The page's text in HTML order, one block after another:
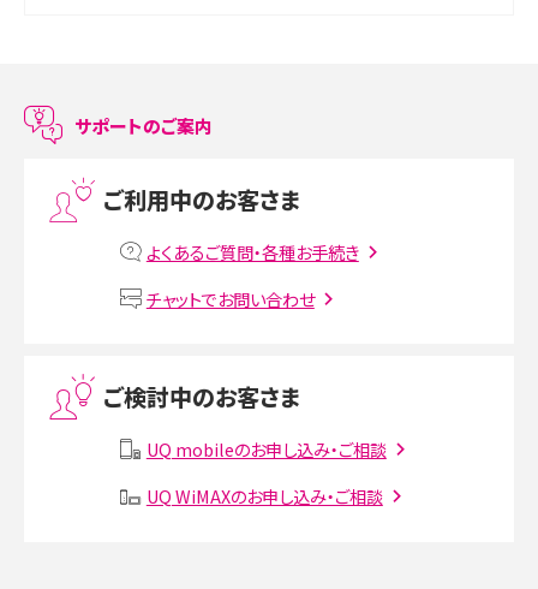
LINEで友だちを削除する方法は？方法ごとの影響や復活・復元する方法も解説
MNOとは？MVNOやMVNEとの違いやメリット・デメリットを解説
VPN接続とは？仕組みや必要性、メリット・デメリット、接続方法を解説
Instagram（インスタグラム）でスクショするとバレる？バレるケースや撮り方も解
SMSとは？料金やできること、注意点や届かない時の対処法を解説
サポートのご案内
ご利用中のお客さま
よくあるご質問・各種お手続き
チャットでお問い合わせ
ご検討中のお客さま
UQ mobileのお申し込み・ご相談
UQ WiMAXのお申し込み・ご相談